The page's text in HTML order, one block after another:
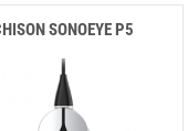
SONOEYE P5